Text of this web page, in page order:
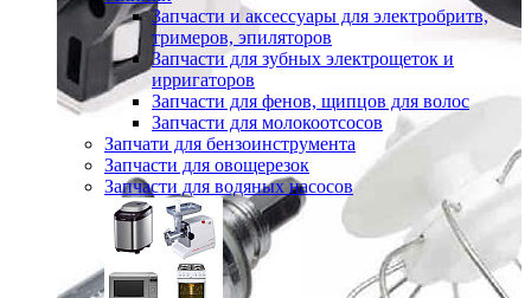
Запчасти и аксессуары для электробритв,
тримеров, эпиляторов
Запчасти для зубных электрощеток и
ирригаторов
Запчасти для фенов, щипцов для волос
Запчасти для молокоотсосов
Запчати для бензоинструмента
Запчасти для овощерезок
Запчасти для водяных насосов